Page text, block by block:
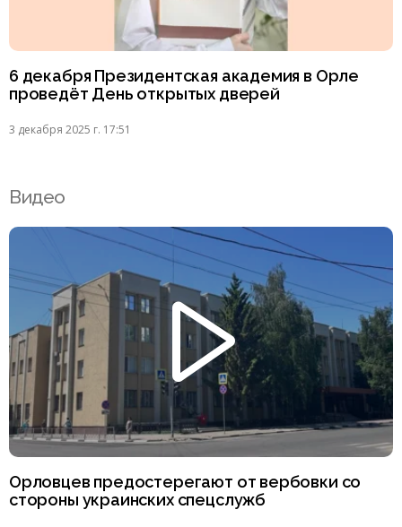
6 декабря Президентская академия в Орле
проведёт День открытых дверей
3 декабря 2025 г. 17:51
Видео
Орловцев предостерегают от вербовки со
стороны украинских спецслужб